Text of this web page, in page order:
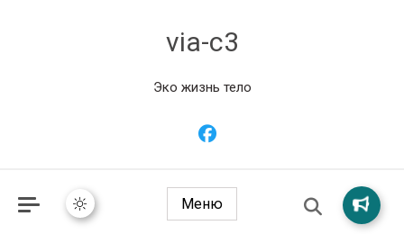
via-c3
Эко жизнь тело
Меню